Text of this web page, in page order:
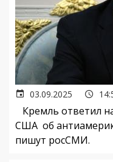
03.09.2025
Кремль ответил
США об
пишут росСМИ.